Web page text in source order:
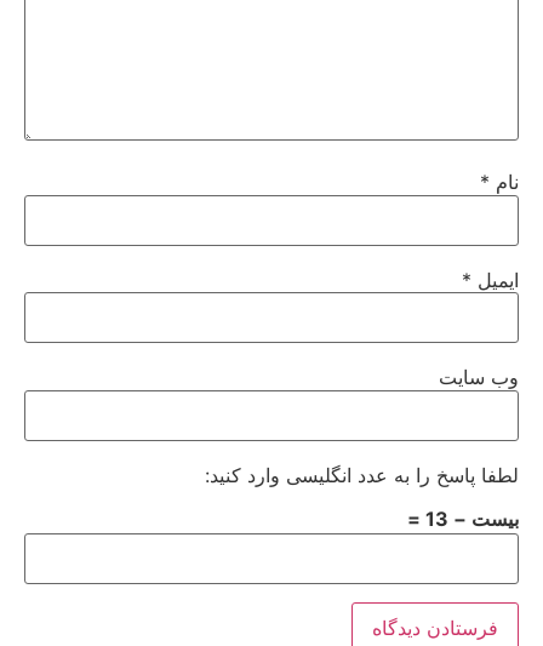
نام *
ایمیل *
وب‌ سایت
لطفا پاسخ را به عدد انگلیسی وارد کنید:
بیست − 13 =